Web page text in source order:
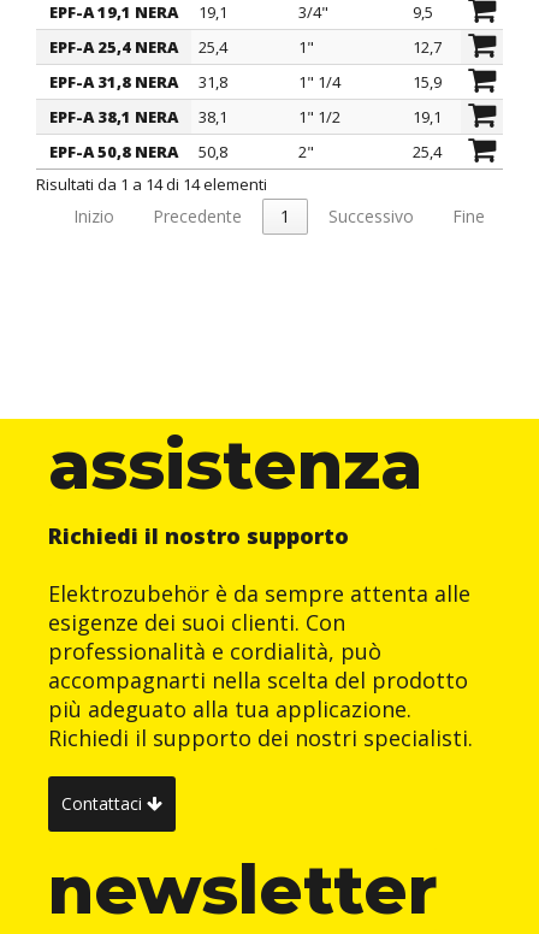
EPF-A 19,1 NERA
19,1 3/4" 9,5
EPF-A 25,4 NERA
25,4 1" 12,7
EPF-A 31,8 NERA
31,8 1" 1/4 15,9
EPF-A 38,1 NERA
38,1 1" 1/2 19,1
EPF-A 50,8 NERA
50,8 2" 25,4
Risultati da 1 a 14 di 14 elementi
Inizio Precedente 1 Successivo Fine
assistenza
Richiedi il nostro supporto
Elektrozubehör è da sempre attenta alle
esigenze dei suoi clienti. Con
professionalità e cordialità, può
accompagnarti nella scelta del prodotto
più adeguato alla tua applicazione.
Richiedi il supporto dei nostri specialisti.
Contattaci
newsletter